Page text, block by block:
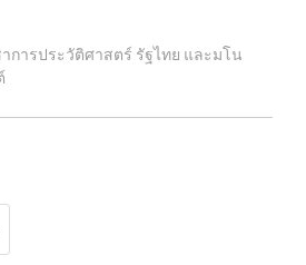
การประวัติศาสตร์ รัฐไทย และมโน